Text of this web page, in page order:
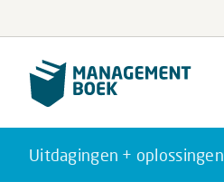
Uitdagingen + oplossingen